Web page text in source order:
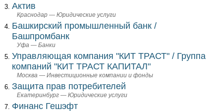
Актив
Краснодар — Юридические услуги
Башкирский промышленный банк /
Башпромбанк
Уфа — Банки
Управляющая компания "КИТ ТРАСТ" / Группа
компаний "КИТ ТРАСТ КАПИТАЛ"
Москва — Инвестиционные компании и фонды
Защита прав потребителей
Екатеринбург — Юридические услуги
Финанс Гешэфт